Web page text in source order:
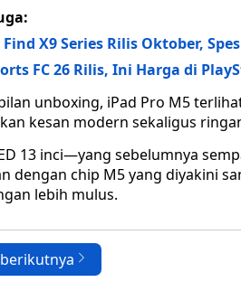
Find X9 Series Rilis Oktober,
FC 26 Rilis, Ini Harga di
unboxing, iPad Pro M5
kesan modern sekaligus
13 inci—yang sebelumnya
dengan chip M5 yang diyakini
lebih mulus.